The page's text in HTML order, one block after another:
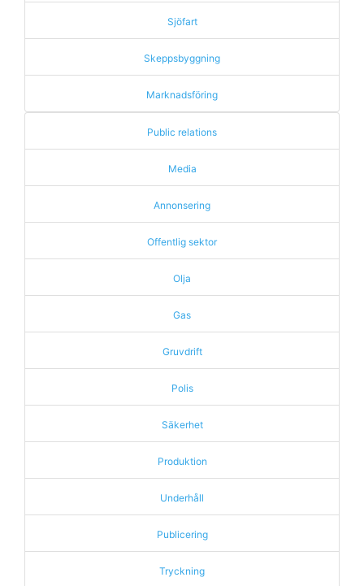
Sjöfart
Skeppsbyggning
Marknadsföring
Public relations
Media
Annonsering
Offentlig sektor
Olja
Gas
Gruvdrift
Polis
Säkerhet
Produktion
Underhåll
Publicering
Tryckning